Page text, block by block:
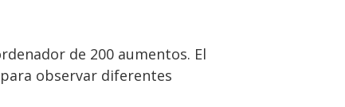
de 200 aumentos. El
observar diferentes